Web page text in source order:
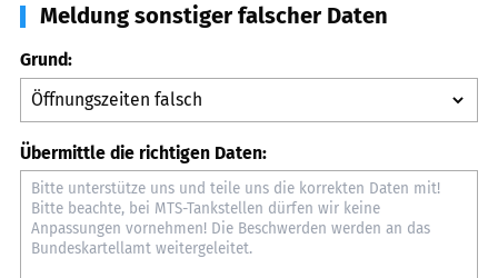
Meldung sonstiger falscher Daten
Grund:
Übermittle die richtigen Daten: